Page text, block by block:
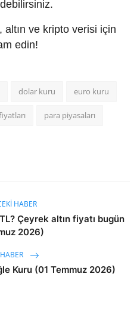
ve kripto verisi için
edin!
dolar kuru euro kuru
para piyasaları
HABER
Çeyrek altın fiyatı bugün
2026)
Kuru (01 Temmuz 2026)